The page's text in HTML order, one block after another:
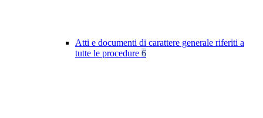
Atti e documenti di carattere generale riferiti a
tutte le procedure 6